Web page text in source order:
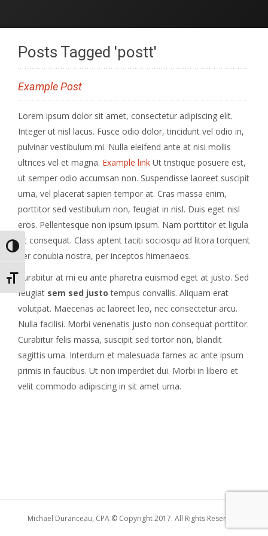
Toggle High Contrast
Toggle Font size
Posts Tagged 'postt'
Example Post
Lorem ipsum dolor sit amet, consectetur adipiscing elit.
Integer ut nisl lacus. Fusce odio dolor, tincidunt vel odio in,
pulvinar vestibulum mi. Nulla eleifend ante at nisi mollis
ultrices vel et magna. Example link Ut tristique posuere est,
ut semper odio accumsan non. Suspendisse laoreet suscipit
urna, vel placerat sapien tempor at. Cras massa enim,
porttitor sed vestibulum non, feugiat in nisl. Duis eget nisl
eros. Pellentesque non ipsum ipsum. Nam porttitor et ligula
ac consequat. Class aptent taciti sociosqu ad litora torquent
per conubia nostra, per inceptos himenaeos.
Curabitur at mi eu ante pharetra euismod eget at justo. Sed
feugiat sem sed justo tempus convallis. Aliquam erat
volutpat. Maecenas ac laoreet leo, nec consectetur arcu.
Nulla facilisi. Morbi venenatis justo non consequat porttitor.
Curabitur felis massa, suscipit sed tortor non, blandit
sagittis urna. Interdum et malesuada fames ac ante ipsum
primis in faucibus. Ut non imperdiet dui. Morbi in libero et
velit commodo adipiscing in sit amet urna.
Michael Duranceau, CPA © Copyright 2017. All Rights Reserved.